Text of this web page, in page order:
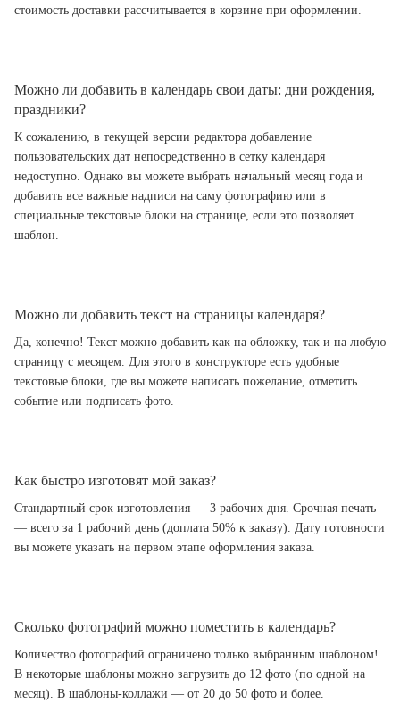
стоимость доставки рассчитывается в корзине при оформлении.
Можно ли добавить в календарь свои даты: дни рождения,
праздники?
К сожалению, в текущей версии редактора добавление
пользовательских дат непосредственно в сетку календаря
недоступно. Однако вы можете выбрать начальный месяц года и
добавить все важные надписи на саму фотографию или в
специальные текстовые блоки на странице, если это позволяет
шаблон.
Можно ли добавить текст на страницы календаря?
Да, конечно! Текст можно добавить как на обложку, так и на любую
страницу с месяцем. Для этого в конструкторе есть удобные
текстовые блоки, где вы можете написать пожелание, отметить
событие или подписать фото.
Как быстро изготовят мой заказ?
Стандартный срок изготовления — 3 рабочих дня. Срочная печать
— всего за 1 рабочий день (доплата 50% к заказу). Дату готовности
вы можете указать на первом этапе оформления заказа.
Сколько фотографий можно поместить в календарь?
Количество фотографий ограничено только выбранным шаблоном!
В некоторые шаблоны можно загрузить до 12 фото (по одной на
месяц). В шаблоны-коллажи — от 20 до 50 фото и более.